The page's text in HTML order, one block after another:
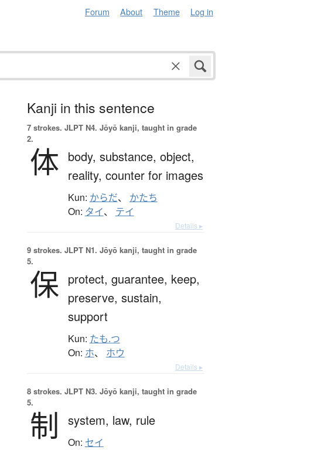
Forum About Theme Log in
Kanji in this sentence
7 strokes. JLPT N4. Jōyō kanji, taught in grade
2.
体 body, substance, object,
reality, counter for images
Kun: からだ、 かたち
On: タイ、 テイ
Details ▸
9 strokes. JLPT N1. Jōyō kanji, taught in grade
5.
保 protect, guarantee, keep,
preserve, sustain,
support
Kun: たも.つ
On: ホ、 ホウ
Details ▸
8 strokes. JLPT N3. Jōyō kanji, taught in grade
5.
制 system, law, rule
On: セイ